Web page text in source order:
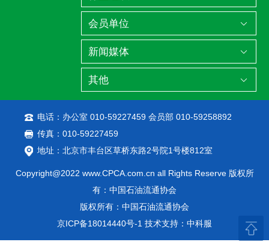
电话：办公室 010-59227459 会员部 010-59258892
传真：010-59227459
地址：北京市丰台区草桥东路2号院1号楼812室
Copyright@2022 www.CPCA.com.cn all Rights Reserve 版权所
有：中国石油流通协会
版权所有：中国石油流通协会
京ICP备18014440号-1 技术支持：中科服